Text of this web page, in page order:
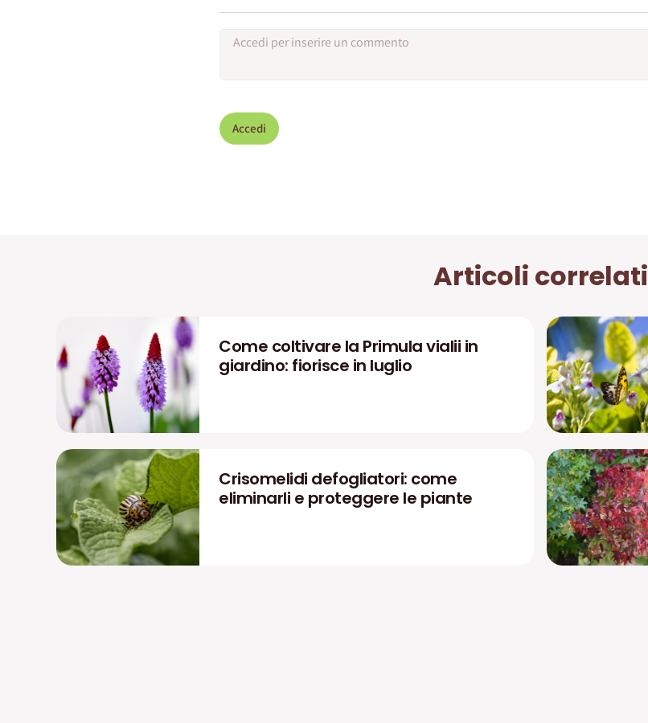
Accedi
Articoli correlati
Come coltivare la Primula vialii in
giardino: fiorisce in luglio
Crisomelidi defogliatori: come
eliminarli e proteggere le piante